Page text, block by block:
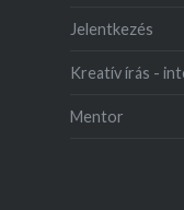
Jelentkezés
Kreatív írás -
Mentor